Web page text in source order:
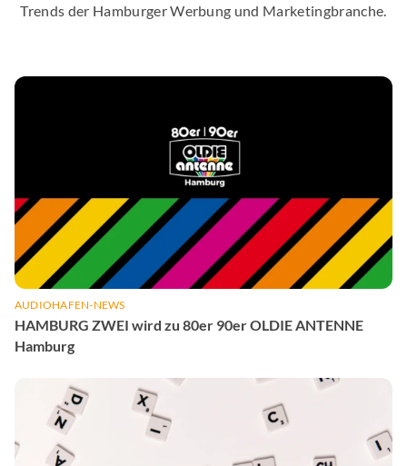
Trends der Hamburger Werbung und Marketingbranche.
AUDIOHAFEN-NEWS
HAMBURG ZWEI wird zu 80er 90er OLDIE ANTENNE
Hamburg